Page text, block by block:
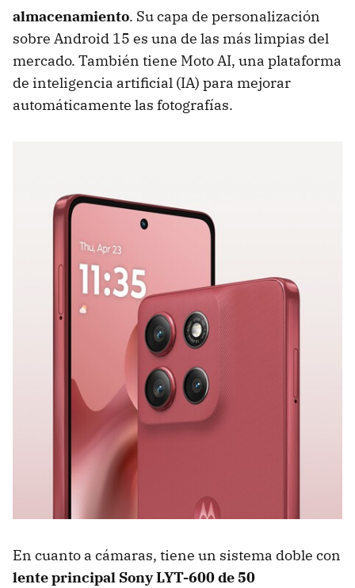
almacenamiento. Su capa de personalización
sobre Android 15 es una de las más limpias del
mercado. También tiene Moto AI, una plataforma
de inteligencia artificial (IA) para mejorar
automáticamente las fotografías.
En cuanto a cámaras, tiene un sistema doble con
lente principal Sony LYT-600de50